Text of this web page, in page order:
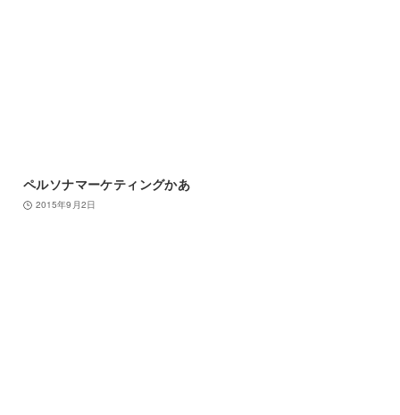
ペルソナマーケティングかあ
2015年9月2日